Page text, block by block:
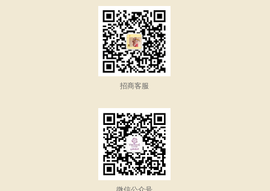
招商客服